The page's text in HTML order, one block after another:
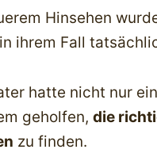
Hinsehen
ihrem Fall
hatte nicht nur
geholfen,die
zu finden.